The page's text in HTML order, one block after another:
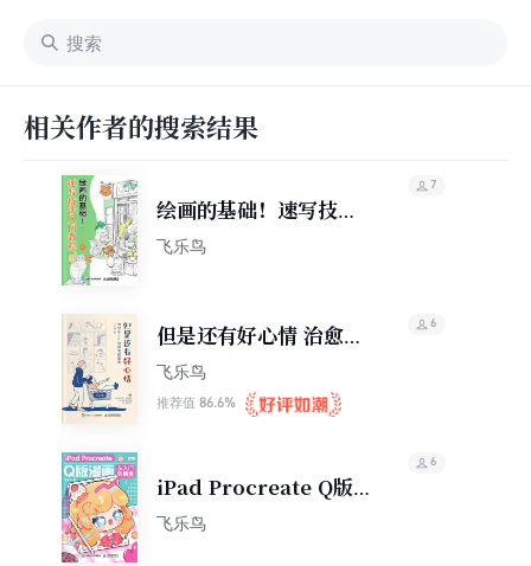
相关作者的搜索结果
绘画的基础！速写技法
入门教程
飞乐鸟
7
但是还有好心情 治愈系
ins风简笔插画集
飞乐鸟
推荐值 86.6%
6
iPad Procreate Q版
漫画从入门到精通
飞乐鸟
6